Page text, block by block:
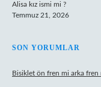
Alisa kız ismi mi ?
Temmuz 21, 2026
SON YORUMLAR
Bisiklet ön fren mi arka fren